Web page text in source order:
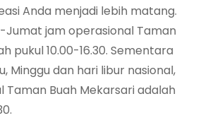
Anda menjadi lebih matang.
Jumat jam operasional Taman
pukul 10.00-16.30. Sementara
Minggu dan hari libur nasional,
Taman Buah Mekarsari adalah